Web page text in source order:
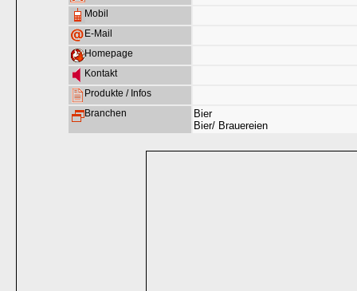
Mobil
E-Mail
Homepage
Kontakt
Produkte / Infos
Branchen
Bier
Bier/ Brauereien